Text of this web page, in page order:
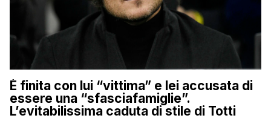
È finita con lui “vittima” e lei accusata di
essere una “sfasciafamiglie”.
L’evitabilissima caduta di stile di Totti